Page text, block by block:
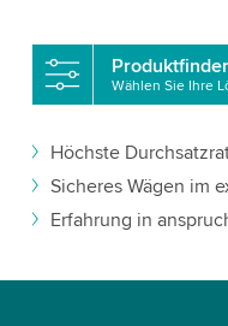
Produktfinder
Wählen Sie Ihre
Höchste
Sicheres Wägen im
Erfahrung in